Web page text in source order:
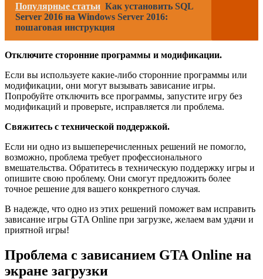
Популярные статьи Как установить SQL
Server 2016 на Windows Server 2016:
пошаговая инструкция
Отключите сторонние программы и модификации.
Если вы используете какие-либо сторонние программы или
модификации, они могут вызывать зависание игры.
Попробуйте отключить все программы, запустите игру без
модификаций и проверьте, исправляется ли проблема.
Свяжитесь с технической поддержкой.
Если ни одно из вышеперечисленных решений не помогло,
возможно, проблема требует профессионального
вмешательства. Обратитесь в техническую поддержку игры и
опишите свою проблему. Они смогут предложить более
точное решение для вашего конкретного случая.
В надежде, что одно из этих решений поможет вам исправить
зависание игры GTA Online при загрузке, желаем вам удачи и
приятной игры!
Проблема с зависанием GTA Online на
экране загрузки